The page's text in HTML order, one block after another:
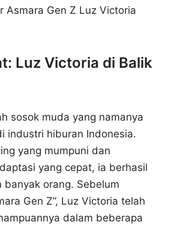
Asmara Gen Z Luz Victoria
Luz Victoria di Balik
sosok muda yang namanya
industri hiburan Indonesia.
yang mumpuni dan
yang cepat, ia berhasil
banyak orang. Sebelum
Gen Z”, Luz Victoria telah
dalam beberapa